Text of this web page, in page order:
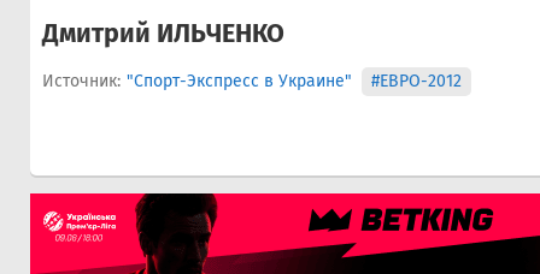
Дмитрий ИЛЬЧЕНКО
Источник: "Спорт-Экспресс в Украине" #ЕВРО-2012